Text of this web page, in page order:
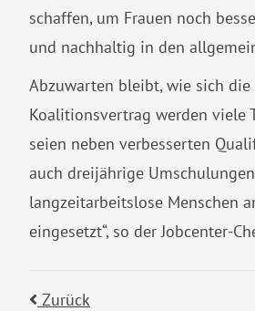
schaffen, um Frauen noch
und nachhaltig in den
Abzuwarten bleibt, wie sich
Koalitionsvertrag werden viele
seien neben verbesserten
auch dreijährige
langzeitarbeitslose Menschen
eingesetzt“, so der Jobcenter-
Zurück